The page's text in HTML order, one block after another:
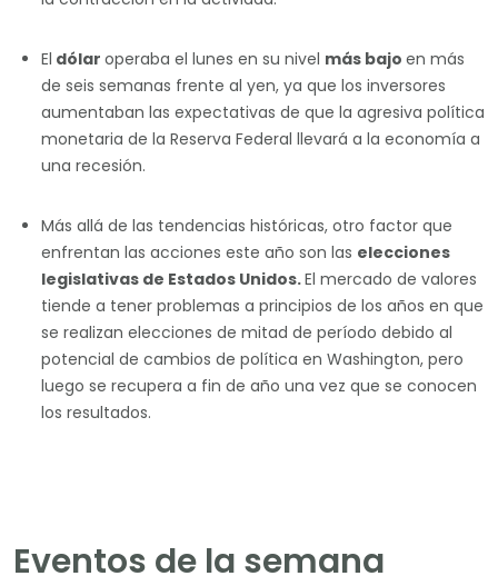
El dólar operaba el lunes en su nivel más bajo en más
de seis semanas frente al yen, ya que los inversores
aumentaban las expectativas de que la agresiva política
monetaria de la Reserva Federal llevará a la economía a
una recesión.
Más allá de las tendencias históricas, otro factor que
enfrentan las acciones este año son las elecciones
legislativas de Estados Unidos.El mercado de valores
tiende a tener problemas a principios de los años en que
se realizan elecciones de mitad de período debido al
potencial de cambios de política en Washington, pero
luego se recupera a fin de año una vez que se conocen
los resultados.
Eventos de la semana